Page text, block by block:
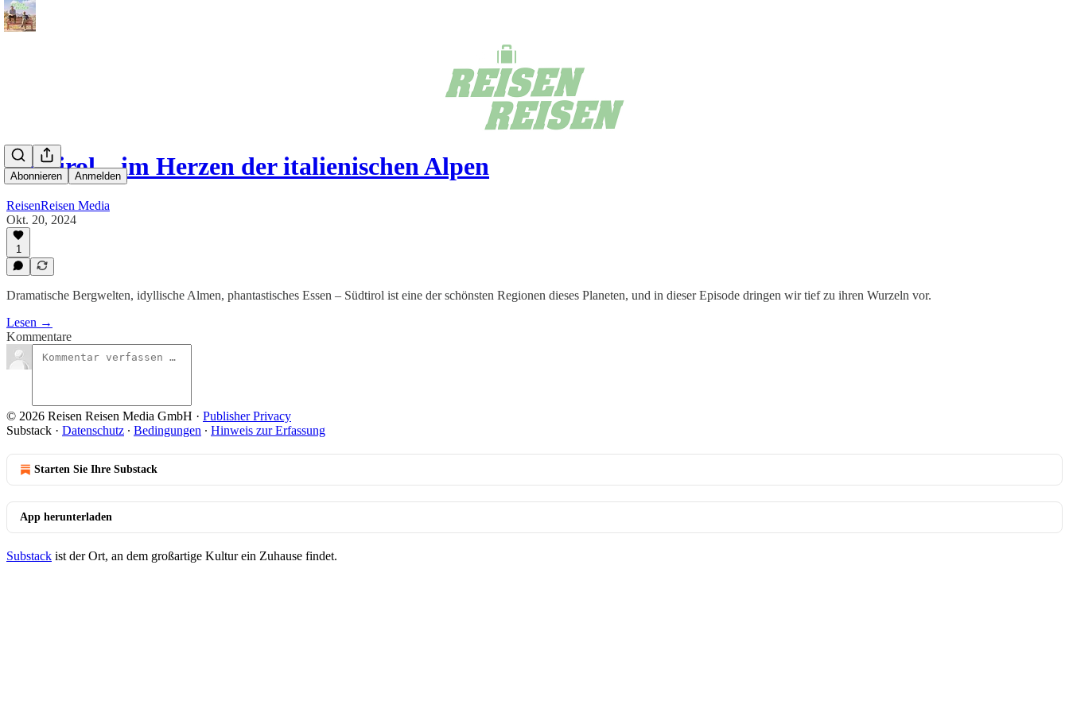
Abonnieren Anmelden
Südtirol – im Herzen der italienischen Alpen
ReisenReisen Media
Okt. 20, 2024
1
Dramatische Bergwelten, idyllische Almen, phantastisches Essen – Südtirol ist eine der schönsten Regionen dieses Planeten, und in dieser Episode dringen wir tief zu ihren Wurzeln vor.
Lesen →
Kommentare
© 2026 Reisen Reisen Media GmbH · Publisher Privacy
Substack · Datenschutz ∙ Bedingungen ∙ Hinweis zur Erfassung
Starten Sie Ihre Substack
App herunterladen
Substack ist der Ort, an dem großartige Kultur ein Zuhause findet.